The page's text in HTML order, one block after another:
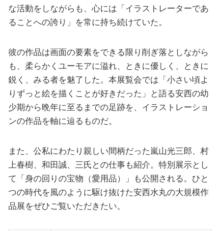
な活動をしながらも、心には「イラストレーターであ
ることへの誇り」を常に持ち続けていた。
彼の作品は画面の要素をできる限り削ぎ落としながら
も、柔らかくユーモアに溢れ、ときに優しく、ときに
鋭く、みる者を魅了した。本展覧会では「小さい頃よ
りずっと絵を描くことが好きだった」と語る安西の幼
少期から晩年に至るまでの足跡を、イラストレーショ
ンの作品を軸に辿るものだ。
また、公私にわたり親しい間柄だった嵐山光三郎、村
上春樹、和田誠、三氏との仕事も紹介。特別展示とし
て「身の回りの宝物（愛用品）」も公開される。ひと
つの時代を風のように駆け抜けた安西水丸の大規模作
品展をぜひご覧いただきたい。